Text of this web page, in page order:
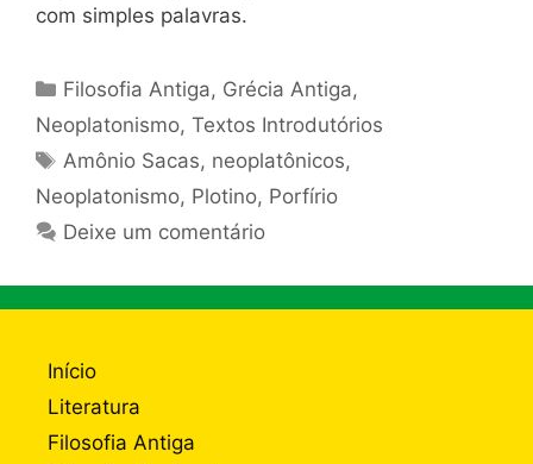
com simples palavras.
Categorias
Filosofia Antiga, Grécia Antiga,
Neoplatonismo, Textos Introdutórios
Tags
Amônio Sacas, neoplatônicos,
Neoplatonismo, Plotino, Porfírio
Deixe um comentário
Início
Literatura
Filosofia Antiga